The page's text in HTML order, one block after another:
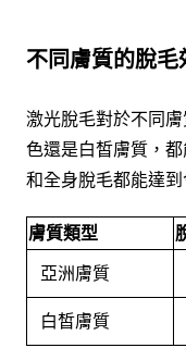
不同膚質的脫毛
激光脫毛對於不同
色還是白皙膚質，
和全身脫毛都能達
膚質類型
亞洲膚質
白皙膚質